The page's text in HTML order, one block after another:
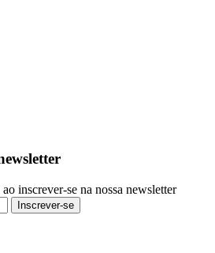
inscrever-se na nossa newsletter
Inscrever-se